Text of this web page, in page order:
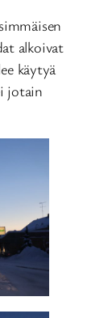
alkoivat
käytyä
jotain